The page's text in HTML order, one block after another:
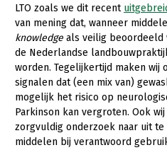
Vrouw en Bedrijf
Nieuws
Nieuwsabonnement
Webinars
Over LTO
LTO Nederland
LTO zoals we dit recent
van mening dat, wanneer
knowledge als veilig beoordeeld
de Nederlandse
worden. Tegelijkertijd maken wij
signalen dat (een mix van)
mogelijk het risico op
Parkinson kan vergroten. Ook
zorgvuldig onderzoek naar uit
middelen bij verantwoord